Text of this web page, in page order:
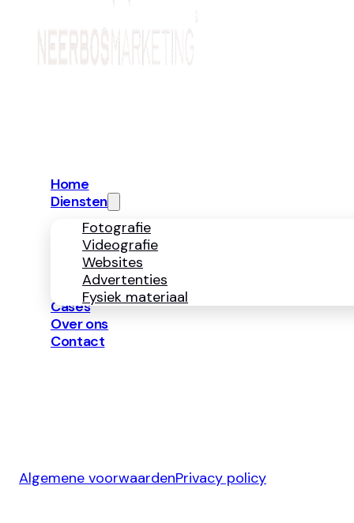
Home
Diensten
Fotografie
Videografie
Websites
Advertenties
Fysiek materiaal
Cases
Over ons
Contact
Algemene voorwaardenPrivacy policy